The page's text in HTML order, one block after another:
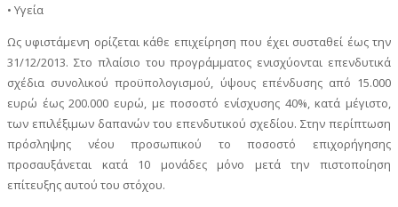
• Υγεία
Ως υφιστάμενη ορίζεται κάθε επιχείρηση που έχει συσταθεί έως την
31/12/2013. Στο πλαίσιο του προγράμματος ενισχύονται επενδυτικά
σχέδια συνολικού προϋπολογισμού, ύψους επένδυσης από 15.000
ευρώ έως 200.000 ευρώ, με ποσοστό ενίσχυσης 40%, κατά μέγιστο,
των επιλέξιμων δαπανών του επενδυτικού σχεδίου. Στην περίπτωση
πρόσληψης νέου προσωπικού το ποσοστό επιχορήγησης
προσαυξάνεται κατά 10 μονάδες μόνο μετά την πιστοποίηση
επίτευξης αυτού του στόχου.